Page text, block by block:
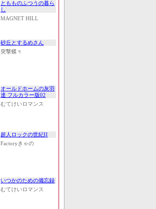
ともものふつうの暮ら
し
MAGNET HILL
砂丘とするめさん
突撃蝶々
オールドホームの灰羽
達 フルカラー版02
むてけいロマンス
超人ロックの世紀II
Factoryきゃの
いつかのための備忘録
むてけいロマンス